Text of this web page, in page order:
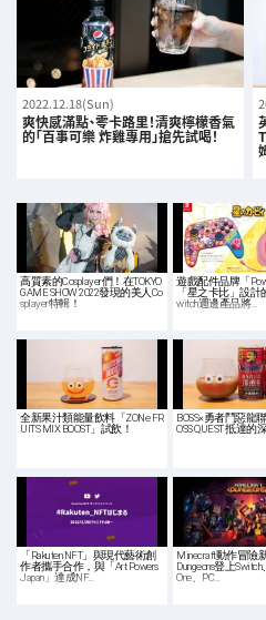
2022.12.18(Sun)
爽快感滿點、零卡路里！清爽檸檬香氣
的「百事可樂 炸雞專用」搶先試喝！
高質素的Cosplayer們！在TOKYO
GAME SHOW 2022發現的美人Co
splayer特輯！
遊戲配件品牌「
「星之卡比」設計
witch週邊產品將…
全新果汁類能量飲料「ZONe FR
UITS MIX BOOST」試飲！
BOSS×勇者鬥惡龍
OSS QUEST 抵達的
「Rakuten NFT」與現代藝術創
作者攜手合作，與「Art Powers
Japan」達成NF…
Minecraft動作冒險
Dungeons登上Switch
One、PC…